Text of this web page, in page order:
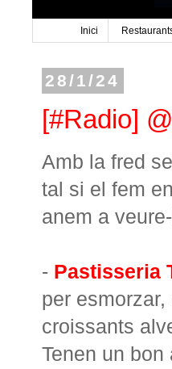
Inici
28/1/24
[#Radio]
Amb la fred
tal si el fem
anem a
- Pastisseria
per
croissants
Tenen un